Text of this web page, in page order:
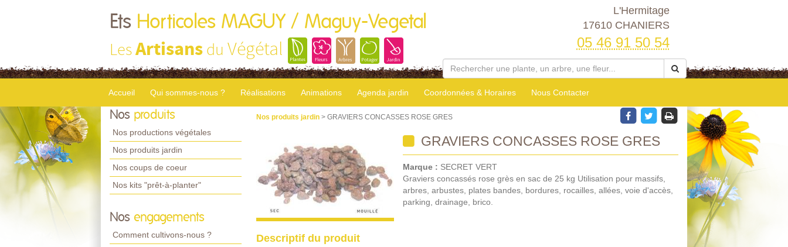
Ets Horticoles MAGUY / Maguy-Vegetal
LesArtisans du Végétal
L'Hermitage
17610 CHANIERS
05 46 91 50 54
Accueil Qui sommes-nous ? Réalisations Animations Agenda jardin Coordonnées & Horaires Nous Contacter
Nos produits
Nos productions végétales
Nos produits jardin
Nos coups de coeur
Nos kits "prêt-à-planter"
Nos engagements
Comment cultivons-nous ?
Nos produits jardin > GRAVIERS CONCASSES ROSE GRES
GRAVIERS CONCASSES ROSE GRES
Marque : SECRET VERT
Graviers concassés rose grès en sac de 25 kg Utilisation pour massifs,
arbres, arbustes, plates bandes, bordures, rocailles, allées, voie d'accès,
parking, drainage, brico.
Descriptif du produit